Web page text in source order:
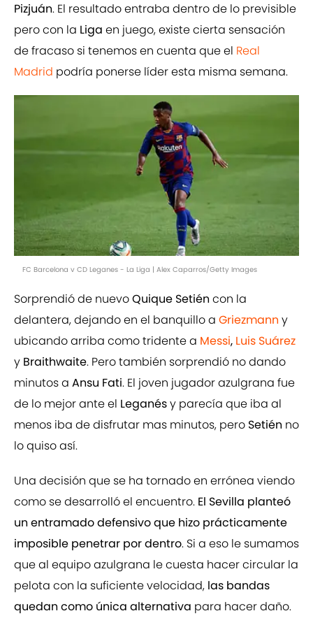
Pizjuán. El resultado entraba dentro de lo previsible
pero con la Liga en juego, existe cierta sensación
de fracaso si tenemos en cuenta que el Real
Madrid podría ponerse líder esta misma semana.
FC Barcelona v CD Leganes - La Liga | Alex Caparros/Getty Images
Sorprendió de nuevoQuique Setién con la
delantera, dejando en el banquillo a Griezmann y
ubicando arriba como tridente a Messi, Luis Suárez
y Braithwaite. Pero también sorprendió no dando
minutos a Ansu Fati. El joven jugador azulgrana fue
de lo mejor ante el Leganésy parecía que iba al
menos iba de disfrutar mas minutos, pero Setién no
lo quiso así.
Una decisión que se ha tornado en errónea viendo
como se desarrolló el encuentro. El Sevilla planteó
un entramado defensivo que hizo prácticamente
imposible penetrar por dentro. Si a eso le sumamos
que al equipo azulgrana le cuesta hacer circular la
pelota con la suficiente velocidad, las bandas
quedan como única alternativa para hacer daño.